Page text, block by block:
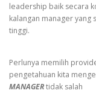
leadership baik secara
kalangan manager
tinggi.
Perlunya memilih
pengetahuan kita
MANAGERtidak salah